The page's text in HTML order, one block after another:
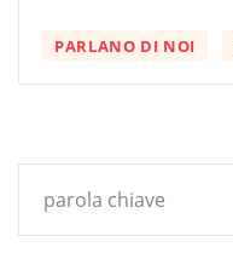
PARLANO DI NOI